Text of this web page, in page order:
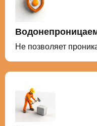
Не позволяет